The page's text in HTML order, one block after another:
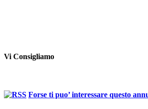
Vi Consigliamo
Forse ti puo’ interessare questo